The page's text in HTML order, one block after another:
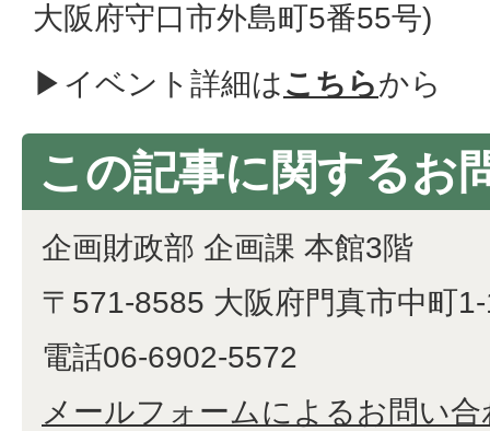
大阪府守口市外島町5番55号)
▶イベント詳細はこちらから
この記事に関するお
企画財政部 企画課 本館3階
〒571-8585 大阪府門真市中町
電話06-6902-5572
メールフォームによるお問い合